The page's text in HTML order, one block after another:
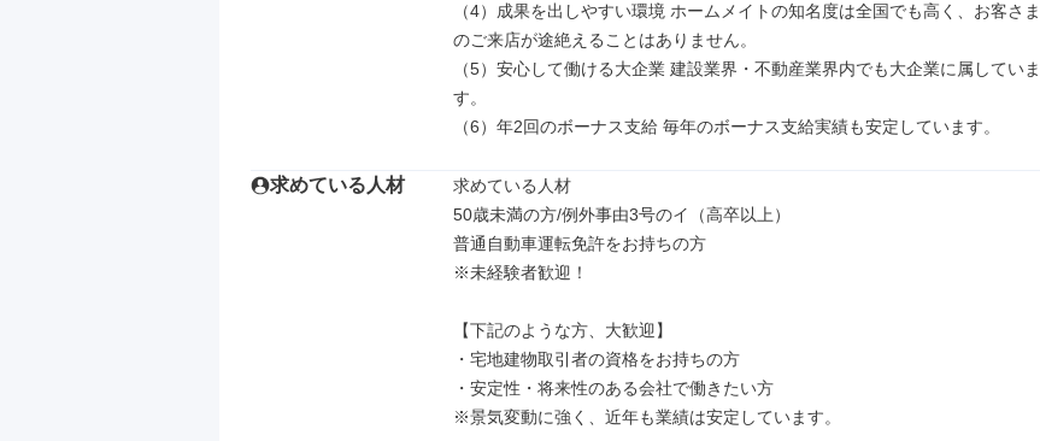
（4）成果を出しやすい環境 ホームメイトの知名度は全国でも高く、お客さま
のご来店が途絶えることはありません。
（5）安心して働ける大企業 建設業界・不動産業界内でも大企業に属していま
す。
（6）年2回のボーナス支給 毎年のボーナス支給実績も安定しています。
求めている人材
求めている人材
50歳未満の方/例外事由3号のイ（高卒以上）
普通自動車運転免許をお持ちの方
※未経験者歓迎！
【下記のような方、大歓迎】
・宅地建物取引者の資格をお持ちの方
・安定性・将来性のある会社で働きたい方
※景気変動に強く、近年も業績は安定しています。